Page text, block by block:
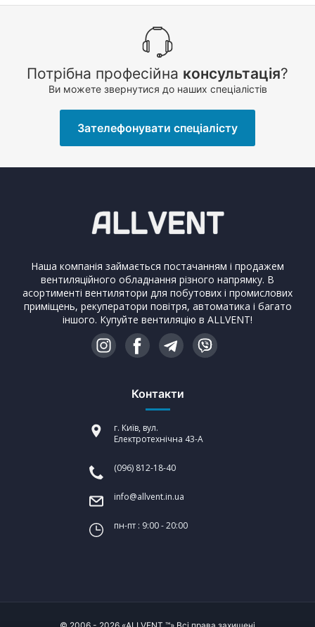
Потрібна професійна консультація?
Ви можете звернутися до наших спеціалістів
Зателефонувати спеціалісту
Наша компанія займається постачанням і продажем
вентиляційного обладнання різного напрямку. В
асортименті вентилятори для побутових і промислових
приміщень, рекуператори повітря, автоматика і багато
іншого. Купуйте вентиляцію в ALLVENT!
Контакти
г. Київ, вул.
Електротехнічна 43-А
(096) 812-18-40
info@allvent.in.ua
пн-пт : 9:00 - 20:00
© 2006 - 2026 «ALLVENT ™» Всі права захищені